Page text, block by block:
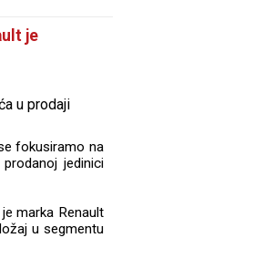
je
fokusiramo na
jedinici
marka Renault
u segmentu